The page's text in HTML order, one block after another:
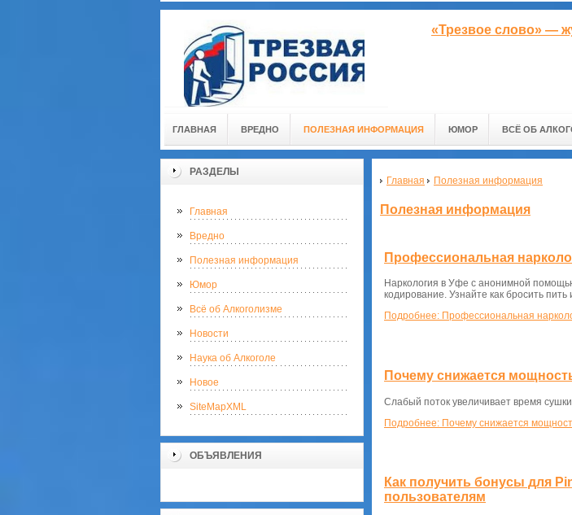
«Трезвое слово» —
ГЛАВНАЯ ВРЕДНО ПОЛЕЗНАЯ ИНФОРМАЦИЯ ЮМОР ВСЁ ОБ
РАЗДЕЛЫ
Главная
Вредно
Полезная информация
Юмор
Всё об Алкоголизме
Новости
Наука об Алкоголе
Новое
SiteMapXML
ОБЪЯВЛЕНИЯ
Главная Полезная информация
Полезная информация
Профессиональная
Наркология в Уфе с анонимной
кодирование. Узнайте как бросить
Подробнее: Профессиональная
Почему снижается
Слабый поток увеличивает время
Подробнее: Почему снижается
Как получить бонусы для
пользователям